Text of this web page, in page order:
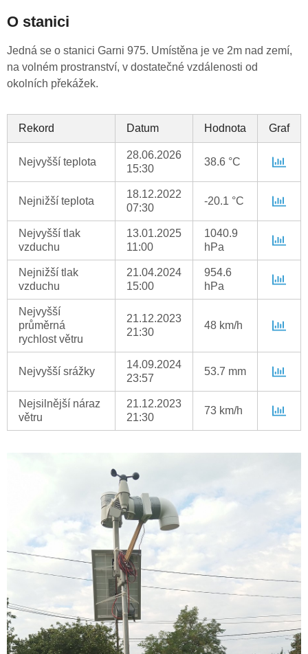
O stanici
Jedná se o stanici Garni 975. Umístěna je ve 2m nad zemí,
na volném prostranství, v dostatečné vzdálenosti od
okolních překážek.
Rekord Datum Hodnota Graf
Nejvyšší teplota
28.06.2026
15:30
38.6 °C
Nejnižší teplota
18.12.2022
07:30
-20.1 °C
Nejvyšší tlak
vzduchu
13.01.2025
11:00
1040.9
hPa
Nejnižší tlak
vzduchu
21.04.2024
15:00
954.6
hPa
Nejvyšší
průměrná
rychlost větru
21.12.2023
21:30
48 km/h
Nejvyšší srážky
14.09.2024
23:57
53.7 mm
Nejsilnější náraz
větru
21.12.2023
21:30
73 km/h